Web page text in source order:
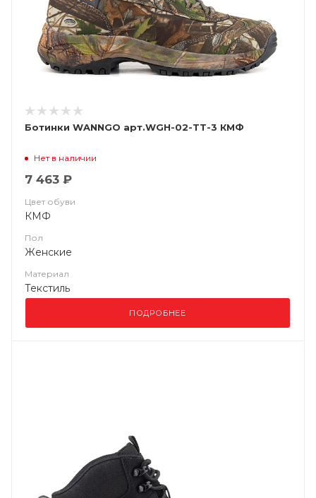
Ботинки WANNGO арт.WGH-02-TT-3 КМФ
Нет в наличии
7 463 ₽
Цвет обуви
КМФ
Пол
Женские
Материал
Текстиль
ПОДРОБНЕЕ